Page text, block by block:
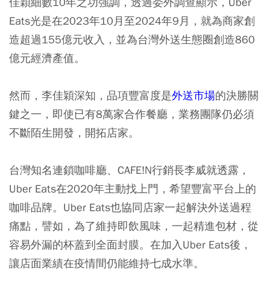
Eats光是在2023年10月至2024年9月，就為商家創
造超過155億元收入，並為台灣外送生態圈創造860
億元經濟產值。
然而，李佳穎深知，品項豐富度是外送市場的決勝關
鍵之一，即使已有8萬家合作餐廳，業務團隊仍必須
不斷陌生開發，開拓店家。
台灣知名連鎖咖啡廳、CAFE!N行銷長李威就透露，
Uber Eats在2020年主動找上門，希望豐富平台上的
咖啡品牌。Uber Eats也協同店家一起解決外送過程
痛點，譬如，為了維持即飲風味，一起精進包材，從
容易外漏的杯蓋到全面封膜。在加入Uber Eats後，
讓店面業績在疫情間仍能維持七成水準。